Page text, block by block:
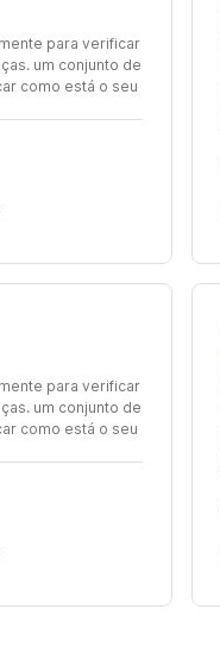
para verificar
um conjunto de
como está o seu
para verificar
um conjunto de
como está o seu